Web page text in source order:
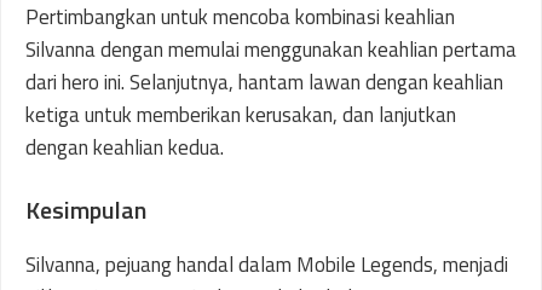
Pertimbangkan untuk mencoba kombinasi keahlian
Silvanna dengan memulai menggunakan keahlian pertama
dari hero ini. Selanjutnya, hantam lawan dengan keahlian
ketiga untuk memberikan kerusakan, dan lanjutkan
dengan keahlian kedua.
Kesimpulan
Silvanna, pejuang handal dalam Mobile Legends, menjadi